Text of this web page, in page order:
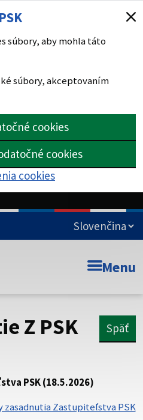
súbory, aby mohla táto
súbory, akceptovaním
cookies
cookies
cookies
Prešovského
Zabezpečená stránka
Menu
Z PSK
Späť
PSK (18.5.2026)
zasadnutia Zastupiteľstva PSK